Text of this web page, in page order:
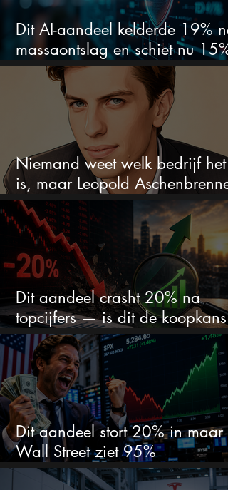
Dit AI-aandeel kelderde 19% na
massaontslag en schiet nu 15%
omhoog
Niemand weet welk bedrijf het
is, maar Leopold Aschenbrenner
zet er nu $500 miljoen op
Dit aandeel crasht 20% na
topcijfers — is dit de koopkans
waar beleggers op wachtten?
Dit aandeel stort 20% in maar
Wall Street ziet 95%
koerspotentieel